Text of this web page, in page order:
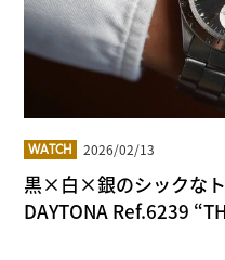
WATCH 2026/02/13
黒×白×銀のシックなト
DAYTONA Ref.6239